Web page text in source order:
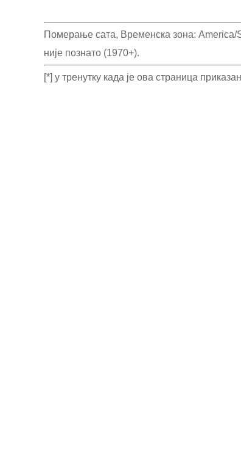
Померање сата, Временска зона:
није познато (1970+).
[*] у тренутку када је ова страница